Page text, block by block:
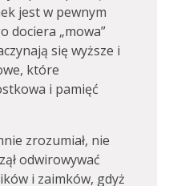
jest w pewnym
dociera „mowa”
się wyższe i
które
i pamięć
zrozumiał, nie
odwirowywać
i zaimków, gdyż